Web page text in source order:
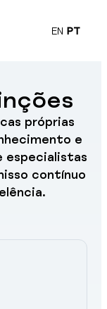
EN PT
próprias
e
especialistas
contínuo